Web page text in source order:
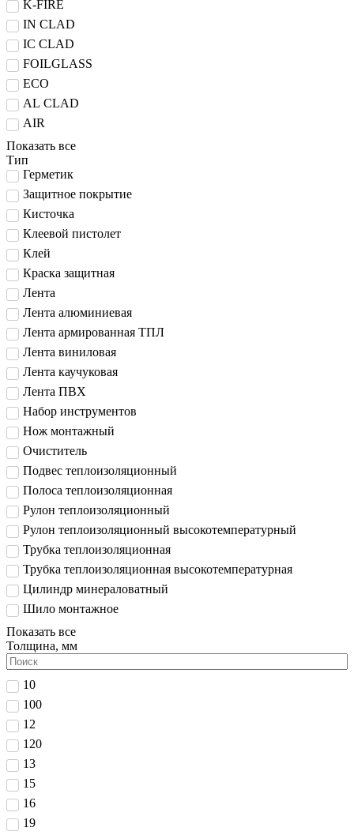
K-FIRE
IN CLAD
IC CLAD
FOILGLASS
ECO
AL CLAD
AIR
Показать все
Тип
Герметик
Защитное покрытие
Кисточка
Клеевой пистолет
Клей
Краска защитная
Лента
Лента алюминиевая
Лента армированная ТПЛ
Лента виниловая
Лента каучуковая
Лента ПВХ
Набор инструментов
Нож монтажный
Очиститель
Подвес теплоизоляционный
Полоса теплоизоляционная
Рулон теплоизоляционный
Рулон теплоизоляционный высокотемпературный
Трубка теплоизоляционная
Трубка теплоизоляционная высокотемпературная
Цилиндр минераловатный
Шило монтажное
Показать все
Толщина, мм
10
100
12
120
13
15
16
19